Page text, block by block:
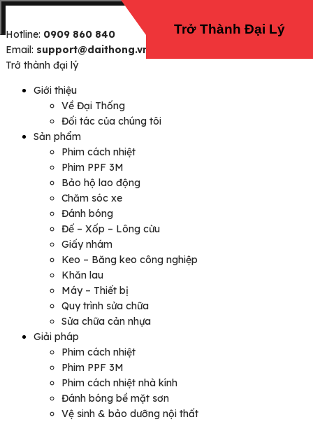
Hotline: 0909 860 840
Email: support@daithong.vn
Trở thành đại lý
Giới thiệu
Về Đại Thống
Đối tác của chúng tôi
Sản phẩm
Phim cách nhiệt
Phim PPF 3M
Bảo hộ lao động
Chăm sóc xe
Đánh bóng
Đế – Xốp – Lông cừu
Giấy nhám
Keo – Băng keo công nghiệp
Khăn lau
Máy – Thiết bị
Quy trình sửa chữa
Sửa chữa cản nhựa
Giải pháp
Phim cách nhiệt
Phim PPF 3M
Phim cách nhiệt nhà kính
Đánh bóng bề mặt sơn
Vệ sinh & bảo dưỡng nội thất
Trở Thành Đại Lý